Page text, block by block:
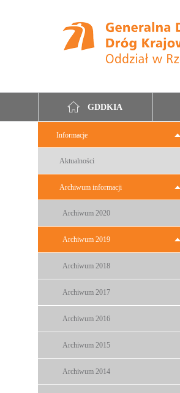
GDDKIA
Informacje
Aktualności
Archiwum informacji
Archiwum 2020
Archiwum 2019
Archiwum 2018
Archiwum 2017
Archiwum 2016
Archiwum 2015
Archiwum 2014